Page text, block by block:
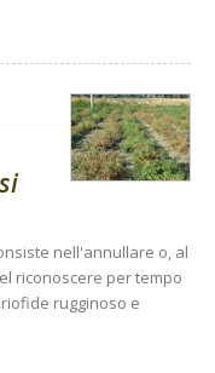
nell'annullare o, al
riconoscere per tempo
rugginoso e